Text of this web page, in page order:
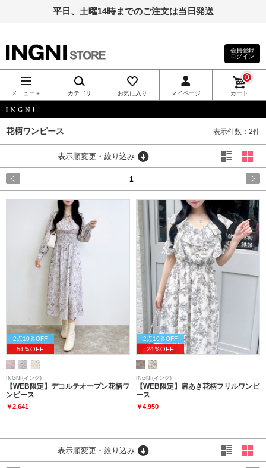
平日、土曜14時までのご注文は当日発送
INGNI（イン
グ）公式通
販｜INGNI
STORE
会員登録
ログイン
メニュー＋ カテゴリ お気に入り マイページ カート
0
花柄ワンピース 表示件数：2件
表示順変更・絞り込み
1
2点10％OFF
51％OFF
INGNI(イング)
【WEB限定】デコルテオープン花柄ワ
ンピース
￥2,641
2点10％OFF
24％OFF
INGNI(イング)
【WEB限定】肩あき花柄フリルワンピ
ース
￥4,950
表示順変更・絞り込み